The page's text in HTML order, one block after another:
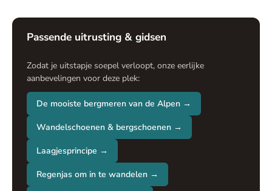
Passende uitrusting & gidsen
Zodat je uitstapje soepel verloopt, onze eerlijke
aanbevelingen voor deze plek:
De mooiste bergmeren van de Alpen →
Wandelschoenen & bergschoenen →
Laagjesprincipe →
Regenjas om in te wandelen →